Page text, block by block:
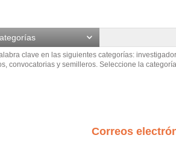
clave en las siguientes categorías:
convocatorias y semilleros. Seleccione la
Correos